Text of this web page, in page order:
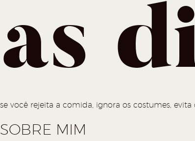
as
se você rejeita a comida, ignora os costumes,
SOBRE MIM